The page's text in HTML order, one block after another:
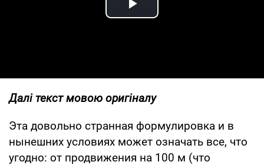
Play Video
Далі текст мовою оригіналу
Эта довольно странная формулировка и в
нынешних условиях может означать все, что
угодно: от продвижения на 100 м (что